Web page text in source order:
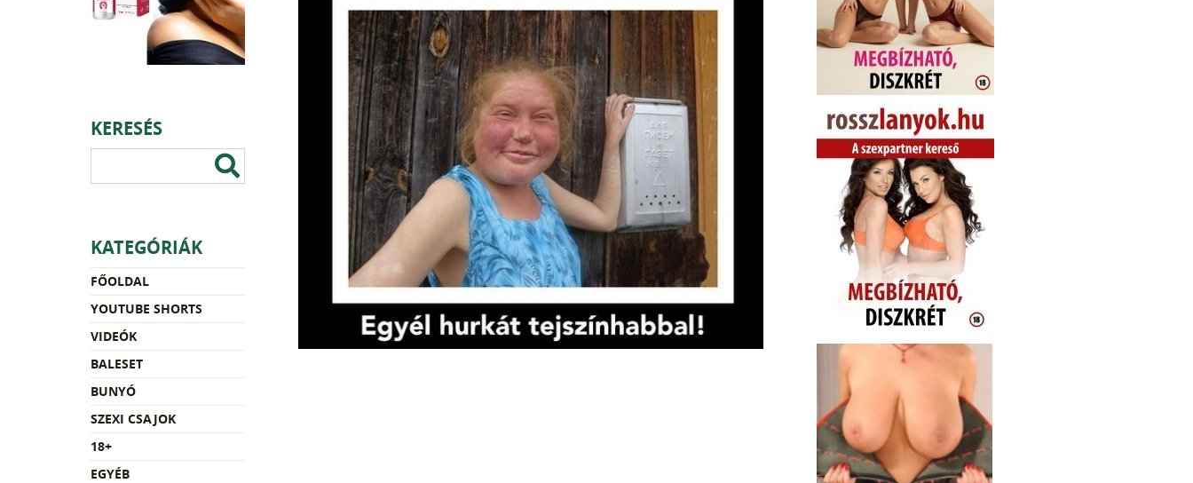
KERESÉS
KATEGÓRIÁK
FŐOLDAL
YOUTUBE SHORTS
VIDEÓK
BALESET
BUNYÓ
SZEXI CSAJOK
18+
EGYÉB